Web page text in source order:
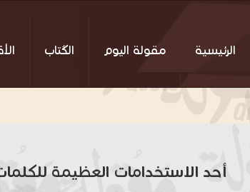
الرئيسية مقولة اليوم الكُتاب
أحد الاستخدامات العظيمة